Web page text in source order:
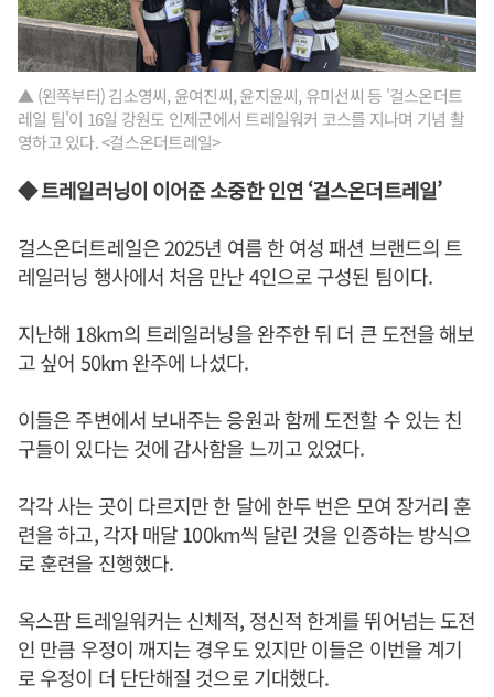
▲ (왼쪽부터) 김소영씨, 윤여진씨, 윤지윤씨, 유미선씨 등 '걸스온더트
레일 팀'이 16일 강원도 인제군에서 트레일워커 코스를 지나며 기념 촬
영하고 있다. <걸스온더트레일>
◆ 트레일러닝이 이어준 소중한 인연 ‘걸스온더트레일’
걸스온더트레일은 2025년 여름 한 여성 패션 브랜드의 트
레일러닝 행사에서 처음 만난 4인으로 구성된 팀이다.
지난해 18km의 트레일러닝을 완주한 뒤 더 큰 도전을 해보
고 싶어 50km 완주에 나섰다.
이들은 주변에서 보내주는 응원과 함께 도전할 수 있는 친
구들이 있다는 것에 감사함을 느끼고 있었다.
각각 사는 곳이 다르지만 한 달에 한두 번은 모여 장거리 훈
련을 하고, 각자 매달 100km씩 달린 것을 인증하는 방식으
로 훈련을 진행했다.
옥스팜 트레일워커는 신체적, 정신적 한계를 뛰어넘는 도전
인 만큼 우정이 깨지는 경우도 있지만 이들은 이번을 계기
로 우정이 더 단단해질 것으로 기대했다.